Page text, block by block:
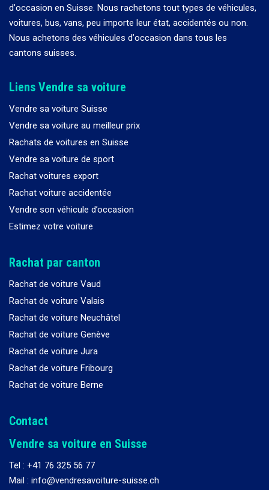
d’occasion en Suisse. Nous rachetons tout types de véhicules,
voitures, bus, vans, peu importe leur état, accidentés ou non.
Nous achetons des véhicules d’occasion dans tous les
cantons suisses.
Liens Vendre sa voiture
Vendre sa voiture Suisse
Vendre sa voiture au meilleur prix
Rachats de voitures en Suisse
Vendre sa voiture de sport
Rachat voitures export
Rachat voiture accidentée
Vendre son véhicule d’occasion
Estimez votre voiture
Rachat par canton
Rachat de voiture Vaud
Rachat de voiture Valais
Rachat de voiture Neuchâtel
Rachat de voiture Genève
Rachat de voiture Jura
Rachat de voiture Fribourg
Rachat de voiture Berne
Contact
Vendre sa voiture en Suisse
Tel : +41 76 325 56 77
Mail : info@vendresavoiture-suisse.ch